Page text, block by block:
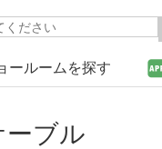
ールームを探す
ーブル